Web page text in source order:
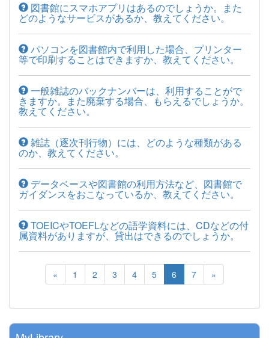
図書館にスマホアプリはあるのでしょうか。また
どのようなサービスがあるか、教えてください。
パソコンを図書館内で利用した場合、プリンター
等で印刷することはできますか、教えてください。
一般雑誌のバックナンバーは、利用することがで
きますか。また廃棄する場合、もらえるでしょうか。
教えてください。
雑誌（逐次刊行物）には、どのような種類がある
のか、教えてください。
データベースや図書館の利用方法など、図書館で
ガイダンスをおこなっているか、教えてください。
TOEICやTOEFLなどの語学資料には、CDなどの付
属資料がありますが、貸出はできるのでしょうか。
« 1 2 3 4 5 6 7 »